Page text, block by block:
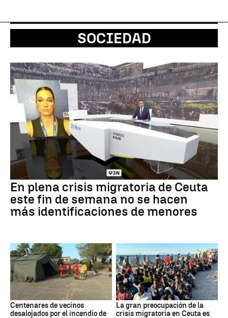
SOCIEDAD
En plena crisis migratoria de Ceuta
este fin de semana no se hacen
más identificaciones de menores
Centenares de vecinos
desalojados por el incendio de
La gran preocupación de la
crisis migratoria en Ceuta es